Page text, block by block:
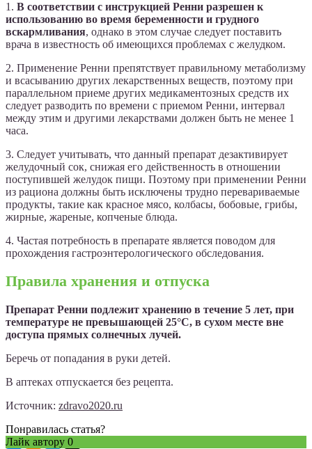
1. В соответствии с инструкцией Ренни разрешен к
использованию во время беременности и грудного
вскармливания, однако в этом случае следует поставить
врача в известность об имеющихся проблемах с желудком.
2. Применение Ренни препятствует правильному метаболизму
и всасыванию других лекарственных веществ, поэтому при
параллельном приеме других медикаментозных средств их
следует разводить по времени с приемом Ренни, интервал
между этим и другими лекарствами должен быть не менее 1
часа.
3. Следует учитывать, что данный препарат дезактивирует
желудочный сок, снижая его действенность в отношении
поступившей желудок пищи. Поэтому при применении Ренни
из рациона должны быть исключены трудно перевариваемые
продукты, такие как красное мясо, колбасы, бобовые, грибы,
жирные, жареные, копченые блюда.
4. Частая потребность в препарате является поводом для
прохождения гастроэнтерологического обследования.
Правила хранения и отпуска
Препарат Ренни подлежит хранению в течение 5 лет, при
температуре не превышающей 25°C, в сухом месте вне
доступа прямых солнечных лучей.
Беречь от попадания в руки детей.
В аптеках отпускается без рецепта.
Источник: zdravo2020.ru
Понравилась статья?
Лайк автору 0